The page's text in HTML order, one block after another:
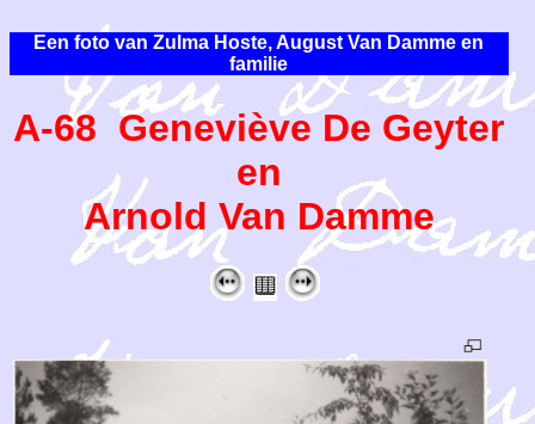
Een foto van Zulma Hoste, August Van Damme en
familie
A-68 Geneviève De Geyter
en
Arnold Van Damme